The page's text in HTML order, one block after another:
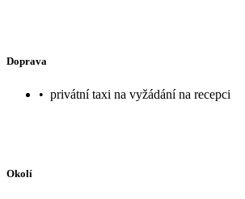
Doprava
• privátní taxi na vyžádání na recepci
Okolí